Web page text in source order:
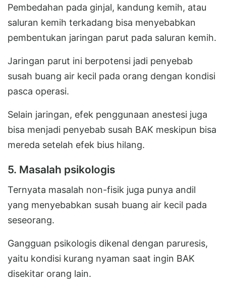
Pembedahan pada ginjal, kandung kemih, atau
saluran kemih terkadang bisa menyebabkan
pembentukan jaringan parut pada saluran kemih.
Jaringan parut ini berpotensi jadi penyebab
susah buang air kecil pada orang dengan kondisi
pasca operasi.
Selain jaringan, efek penggunaan anestesi juga
bisa menjadi penyebab susah BAK meskipun bisa
mereda setelah efek bius hilang.
5. Masalah psikologis
Ternyata masalah non-fisik juga punya andil
yang menyebabkan susah buang air kecil pada
seseorang.
Gangguan psikologis dikenal dengan paruresis,
yaitu kondisi kurang nyaman saat ingin BAK
disekitar orang lain.